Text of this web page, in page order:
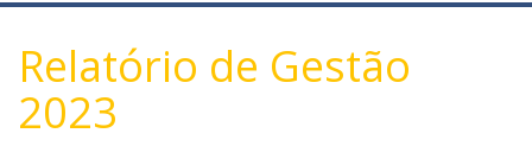
Relatório de Gestão
2023